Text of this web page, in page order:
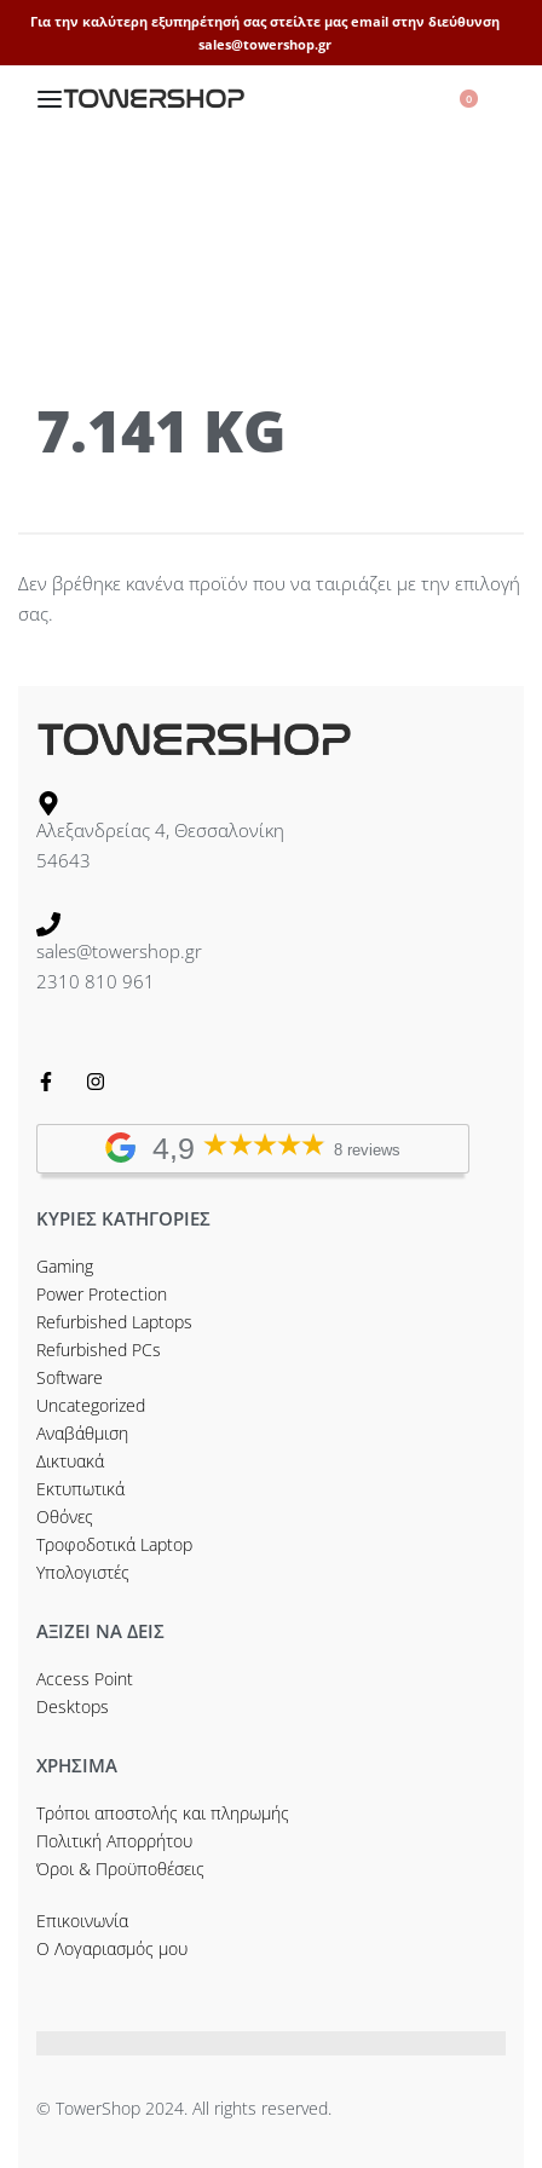
Για την καλύτερη εξυπηρέτησή σας στείλτε μας email στην διεύθυνση
sales@towershop.gr
0
7.141 KG
Δεν βρέθηκε κανένα προϊόν που να ταιριάζει με την επιλογή
σας.
Αλεξανδρείας 4, Θεσσαλονίκη
54643
sales@towershop.gr
2310 810 961
4,9 8 reviews
ΚΥΡΙΕΣ ΚΑΤΗΓΟΡΙΕΣ
Gaming
Power Protection
Refurbished Laptops
Refurbished PCs
Software
Uncategorized
Αναβάθμιση
Δικτυακά
Εκτυπωτικά
Οθόνες
Τροφοδοτικά Laptop
Υπολογιστές
ΑΞΙΖΕΙ ΝΑ ΔΕΙΣ
Access Point
Desktops
ΧΡΗΣΙΜΑ
Τρόποι αποστολής και πληρωμής
Πολιτική Απορρήτου
Όροι & Προϋποθέσεις
Επικοινωνία
Ο Λογαριασμός μου
© TowerShop 2024. All rights reserved.